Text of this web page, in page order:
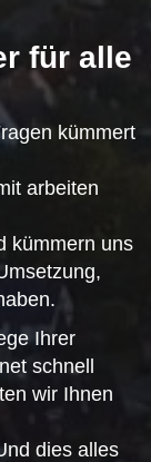
für alle
kümmert
arbeiten
kümmern uns
Ihrer
schnell
wir Ihnen
dies alles